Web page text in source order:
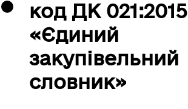
код ДК 021:2015
«Єдиний
закупівельний
словник»